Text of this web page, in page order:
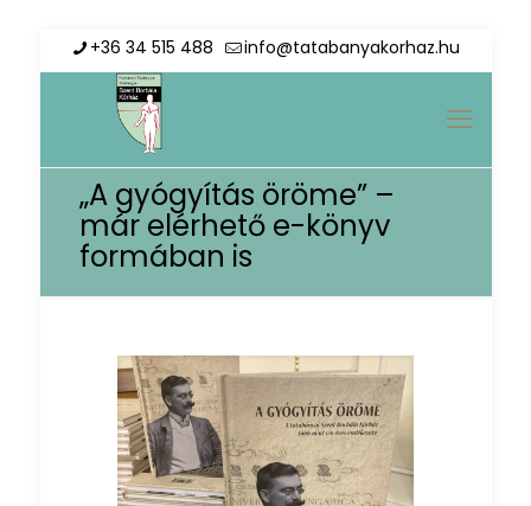
+36 34 515 488 info@tatabanyakorhaz.hu
„A gyógyítás öröme” –
már elérhető e-könyv
formában is